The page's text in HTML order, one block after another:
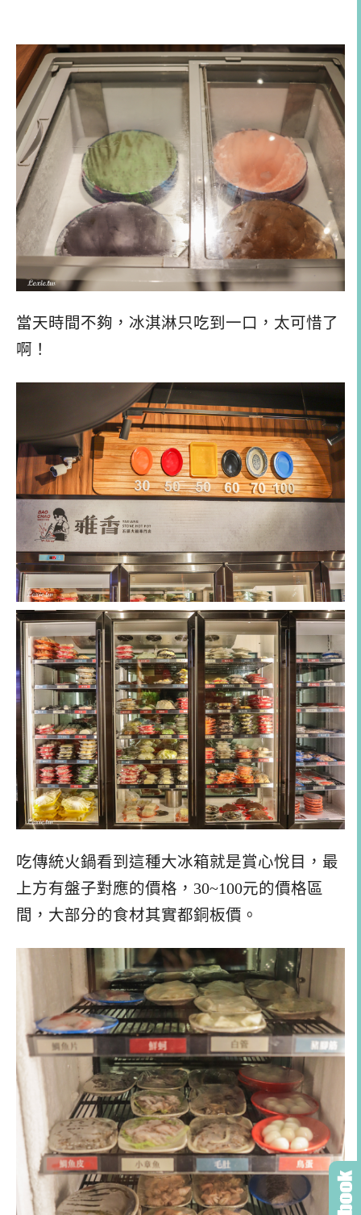
當天時間不夠，冰淇淋只吃到一口，太可惜了
啊！
吃傳統火鍋看到這種大冰箱就是賞心悅目，最
上方有盤子對應的價格，30~100元的價格區
間，大部分的食材其實都銅板價。